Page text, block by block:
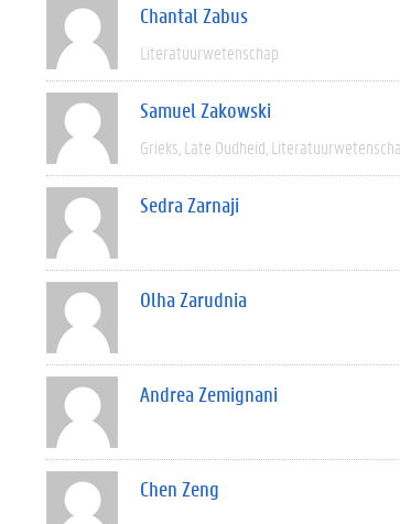
Chantal Zabus
Literatuurwetenschap
Samuel Zakowski
Grieks Late Oudheid
Sedra Zarnaji
Olha Zarudnia
Andrea Zemignani
Chen Zeng